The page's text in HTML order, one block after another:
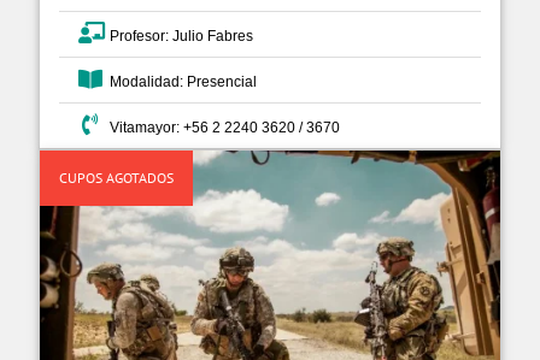
Profesor: Julio Fabres
Modalidad: Presencial
Vitamayor: +56 2 2240 3620 / 3670
CUPOS AGOTADOS